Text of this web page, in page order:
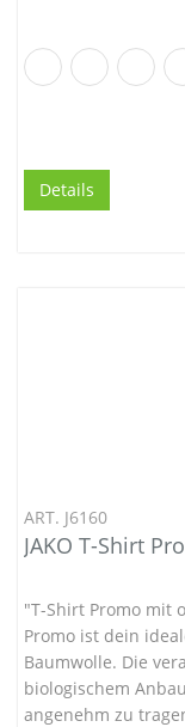
Details
ART. J6160
JAKO T-Shirt
"T-Shirt Promo mit
Promo ist dein
Baumwolle. Die
biologischem
angenehm zu